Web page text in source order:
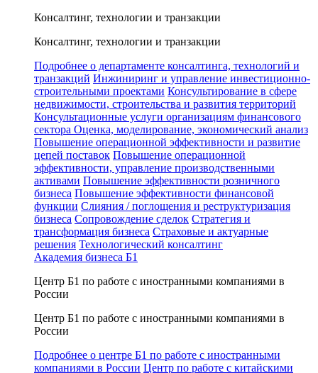
Консалтинг, технологии и транзакции
Консалтинг, технологии и транзакции
Подробнее о департаменте консалтинга, технологий и
транзакций Инжиниринг и управление инвестиционно-
строительными проектами Консультирование в сфере
недвижимости, строительства и развития территорий
Консультационные услуги организациям финансового
сектора Оценка, моделирование, экономический анализ
Повышение операционной эффективности и развитие
цепей поставок Повышение операционной
эффективности, управление производственными
активами Повышение эффективности розничного
бизнеса Повышение эффективности финансовой
функции Слияния / поглощения и реструктуризация
бизнеса Сопровождение сделок Стратегия и
трансформация бизнеса Страховые и актуарные
решения Технологический консалтинг
Академия бизнеса Б1
Центр Б1 по работе с иностранными компаниями в
России
Центр Б1 по работе с иностранными компаниями в
России
Подробнее о центре Б1 по работе с иностранными
компаниями в России Центр по работе с китайскими